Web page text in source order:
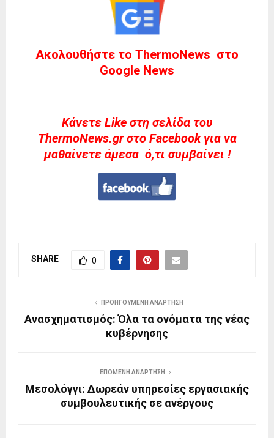
Ακολουθήστε το ThermoNews στο
Google News
Kάνετε Like στη σελίδα του
ThermoNews.gr στο Facebook για να
μαθαίνετε άμεσα ό,τι συμβαίνει !
SHARE 0
ΠΡΟΗΓΟΎΜΕΝΗ ΑΝΆΡΤΗΣΗ
Ανασχηματισμός: Όλα τα ονόματα της νέας
κυβέρνησης
ΕΠΌΜΕΝΗ ΑΝΆΡΤΗΣΗ
Μεσολόγγι: Δωρεάν υπηρεσίες εργασιακής
συμβουλευτικής σε ανέργους